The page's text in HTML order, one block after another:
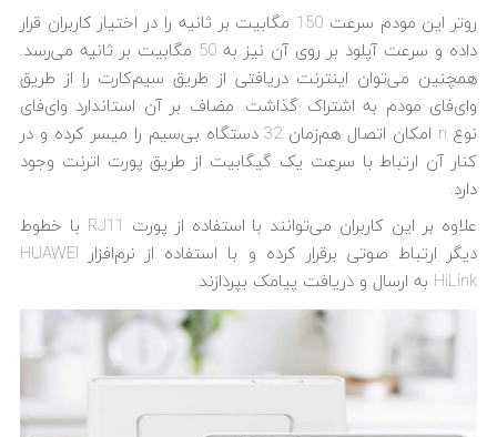
روتر این مودم سرعت 150 مگابیت بر ثانیه را در اختیار کاربران قرار
داده و سرعت آپلود بر روی آن نیز به 50 مگابیت بر ثانیه می‌رسد.
همچنین می‌توان اینترنت دریافتی از طریق سیم‌کارت را از طریق
وای‌فای مودم به اشتراک گذاشت. مضاف بر آن استاندارد وای‌فای
نوع n امکان اتصال هم‌زمان 32 دستگاه بی‌سیم را میسر کرده و در
کنار آن ارتباط با سرعت یک گیگابیت از طریق پورت اترنت وجود
دارد.
علاوه بر این کاربران می‌توانند با استفاده از پورت RJ11 با خطوط
دیگر ارتباط صوتی برقرار کرده و با استفاده از نرم‌افزار HUAWEI
HiLink به ارسال و دریافت پیامک بپردازند.